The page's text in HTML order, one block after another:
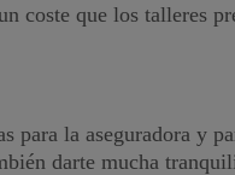
coste que los talleres
para la aseguradora y
darte mucha